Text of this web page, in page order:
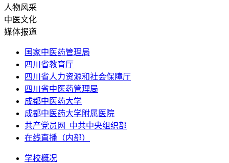
人物风采
中医文化
媒体报道
国家中医药管理局
四川省教育厅
四川省人力资源和社会保障厅
四川省中医药管理局
成都中医药大学
成都中医药大学附属医院
共产党员网_中共中央组织部
在线直播（内部）
学校概况